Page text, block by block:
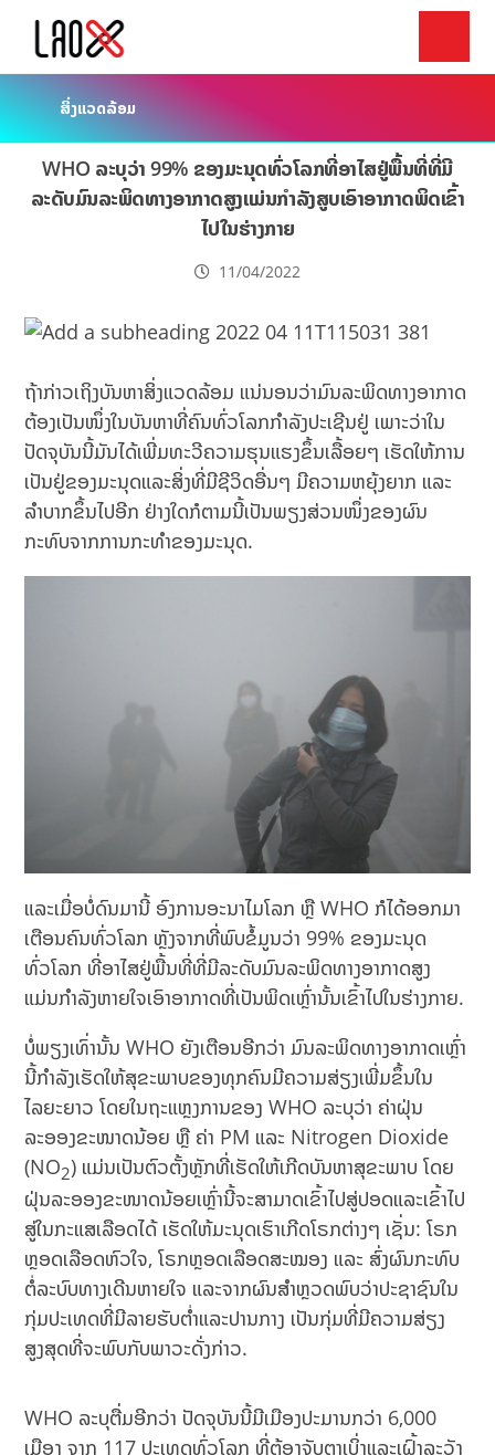
ສິ່ງແວດລ້ອມ
WHO ລະບຸວ່າ 99% ຂອງມະນຸດທົ່ວໂລກທີ່ອາໄສຢູ່ພື້ນທີ່ທີ່ມີ
ລະດັບມົນລະພິດທາງອາກາດສູງແມ່ນກຳລັງສູບເອົາອາກາດພິດເຂົ້າ
ໄປໃນຮ່າງກາຍ
11/04/2022
ຖ້າກ່າວເຖິງບັນຫາສິ່ງແວດລ້ອມ ແນ່ນອນວ່າມົນລະພິດທາງອາກາດ
ຕ້ອງເປັນໜຶ່ງໃນບັນຫາທີ່ຄົນທົ່ວໂລກກຳລັງປະເຊີນຢູ່ ເພາະວ່າໃນ
ປັດຈຸບັນນີ້ມັນໄດ້ເພີ່ມທະວີຄວາມຮຸນແຮງຂຶ້ນເລື້ອຍໆ ເຮັດໃຫ້ການ
ເປັນຢູ່ຂອງມະນຸດແລະສິ່ງທີ່ມີຊີວິດອື່ນໆ ມີຄວາມຫຍຸ້ງຍາກ ແລະ
ລໍາບາກຂຶ້ນໄປອີກ ຢ່າງໃດກໍຕາມນີ້ເປັນພຽງສ່ວນໜຶ່ງຂອງຜົນ
ກະທົບຈາກການກະທຳຂອງມະນຸດ.
ແລະເມື່ອບໍ່ດົນມານີ້ ອົງການອະນາໄມໂລກ ຫຼື WHO ກໍໄດ້ອອກມາ
ເຕືອນຄົນທົ່ວໂລກ ຫຼັງຈາກທີ່ພົບຂໍ້ມູນວ່າ 99% ຂອງມະນຸດ
ທົ່ວໂລກ ທີ່ອາໄສຢູ່ພື້ນທີ່ທີ່ມີລະດັບມົນລະພິດທາງອາກາດສູງ
ແມ່ນກຳລັງຫາຍໃຈເອົາອາກາດທີ່ເປັນພິດເຫຼົ່ານັ້ນເຂົ້າໄປໃນຮ່າງກາຍ.
ບໍ່ພຽງເທົ່ານັ້ນ WHO ຍັງເຕືອນອີກວ່າ ມົນລະພິດທາງອາກາດເຫຼົ່າ
ນີ້ກໍາລັງເຮັດໃຫ້ສຸຂະພາບຂອງທຸກຄົນມີຄວາມສ່ຽງເພີ່ມຂຶ້ນໃນ
ໄລຍະຍາວ ໂດຍໃນຖະແຫຼງການຂອງ WHO ລະບຸວ່າ ຄ່າຝຸ່ນ
ລະອອງຂະໜາດນ້ອຍ ຫຼື ຄ່າ PM ແລະ Nitrogen Dioxide
(NO2) ແມ່ນເປັນຕົວຕັ້ງຫຼັກທີ່ເຮັດໃຫ້ເກີດບັນຫາສຸຂະພາບ ໂດຍ
ຝຸ່ນລະອອງຂະໜາດນ້ອຍເຫຼົ່ານີ້ຈະສາມາດເຂົ້າໄປສູ່ປອດແລະເຂົ້າໄປ
ສູ່ໃນກະແສເລືອດໄດ້ ເຮັດໃຫ້ມະນຸດເຮົາເກີດໂຣກຕ່າງໆ ເຊັ່ນ: ໂຣກ
ຫຼອດເລືອດຫົວໃຈ, ໂຣກຫຼອດເລືອດສະໝອງ ແລະ ສົ່ງຜົນກະທົບ
ຕໍ່ລະບົບທາງເດີນຫາຍໃຈ ແລະຈາກຜົນສໍາຫຼວດພົບວ່າປະຊາຊົນໃນ
ກຸ່ມປະເທດທີ່ມີລາຍຮັບຕ່ຳແລະປານກາງ ເປັນກຸ່ມທີ່ມີຄວາມສ່ຽງ
ສູງສຸດທີ່ຈະພົບກັບພາວະດັ່ງກ່າວ.
WHO ລະບຸຕື່ມອີກວ່າ ປັດຈຸບັນນີ້ມີເມືອງປະມານກວ່າ 6,000
ເມືອງ ຈາກ 117 ປະເທດທົ່ວໂລກ ທີ່ຕ້ອງຈັບຕາເບິ່ງແລະເຝົ້າລະວັງ